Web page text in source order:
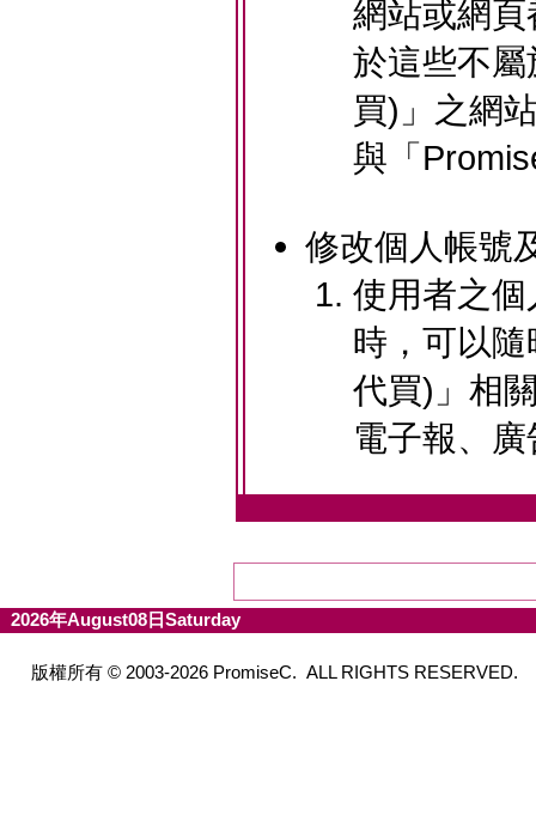
網站或網
於這些不
買)」之網
與「
修改個人帳號
使用者之
時，可以
代買)」相
電子報、
2026年August08日Saturday
版權所有 © 2003-2026 PromiseC. ALL RIGHTS RESERVED.